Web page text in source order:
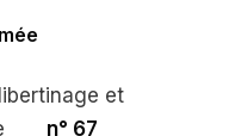
et
n° 67